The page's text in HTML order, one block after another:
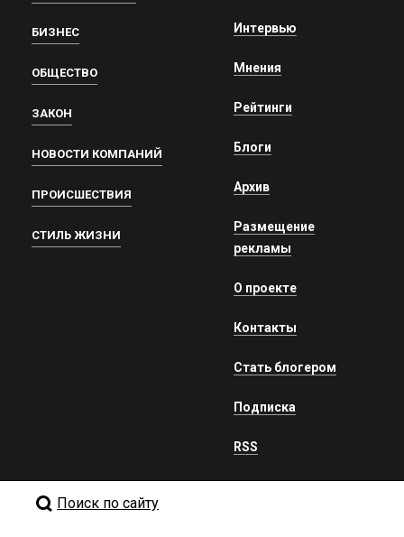
БИЗНЕС
ОБЩЕСТВО
ЗАКОН
НОВОСТИ КОМПАНИЙ
ПРОИСШЕСТВИЯ
СТИЛЬ ЖИЗНИ
Интервью
Мнения
Рейтинги
Блоги
Архив
Размещение
рекламы
О проекте
Контакты
Стать блогером
Подписка
RSS
Поиск по сайту